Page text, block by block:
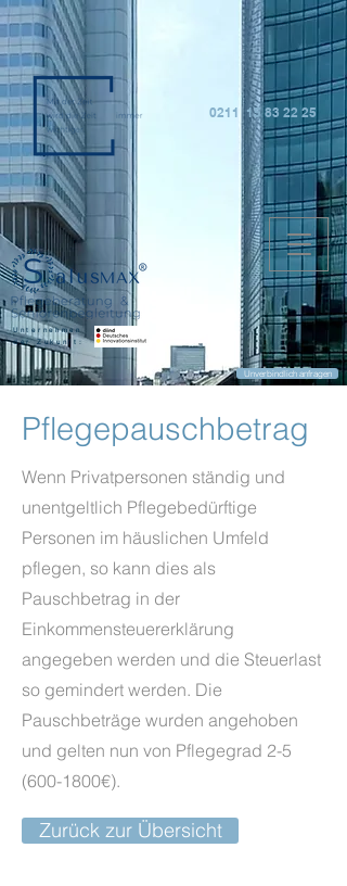
0211 15 83 22 25
Unternehmen
der Zukunft:
Unverbindlich anfragen
Pflegepauschbetrag
Wenn Privatpersonen ständig und
unentgeltlich Pflegebedürftige
Personen im häuslichen Umfeld
pflegen, so kann dies als
Pauschbetrag in der
Einkommensteuererklärung
angegeben werden und die Steuerlast
so gemindert werden. Die
Pauschbeträge wurden angehoben
und gelten nun von Pflegegrad 2-5
(600-1800€).
Zurück zur Übersicht